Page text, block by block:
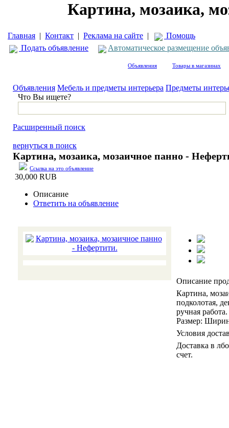
Картина, мозаика,
Главная | Контакт | Реклама на сайте |
Помощь
Подать объявление
Автоматическое размещение
Объявления Товары в магазинах
Объявления Мебель и предметы интерьера Предметы
Что Вы ищете?
Расширенный поиск
вернуться в поиск
Картина, мозаика, мозаичное панно -
Ссылка на это объявление
30,000 RUB
Описание
Ответить на объявление
Описание
Картина,
подколотая,
ручная работа.
Размер:
Условия
Доставка в
счет.